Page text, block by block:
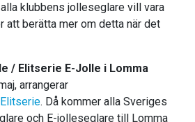
klubbens jolleseglare vill vara
att berätta mer om detta när det
/ Elitserie E-Jolle i Lomma
arrangerar
Elitserie. Då kommer alla Sveriges
och E-jolleseglare till Lomma